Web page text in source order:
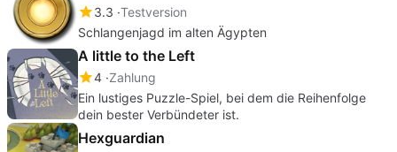
3.3 Testversion
Schlangenjagd im alten Ägypten
A little to the Left
4 Zahlung
Ein lustiges Puzzle-Spiel, bei dem die Reihenfolge
dein bester Verbündeter ist.
Hexguardian